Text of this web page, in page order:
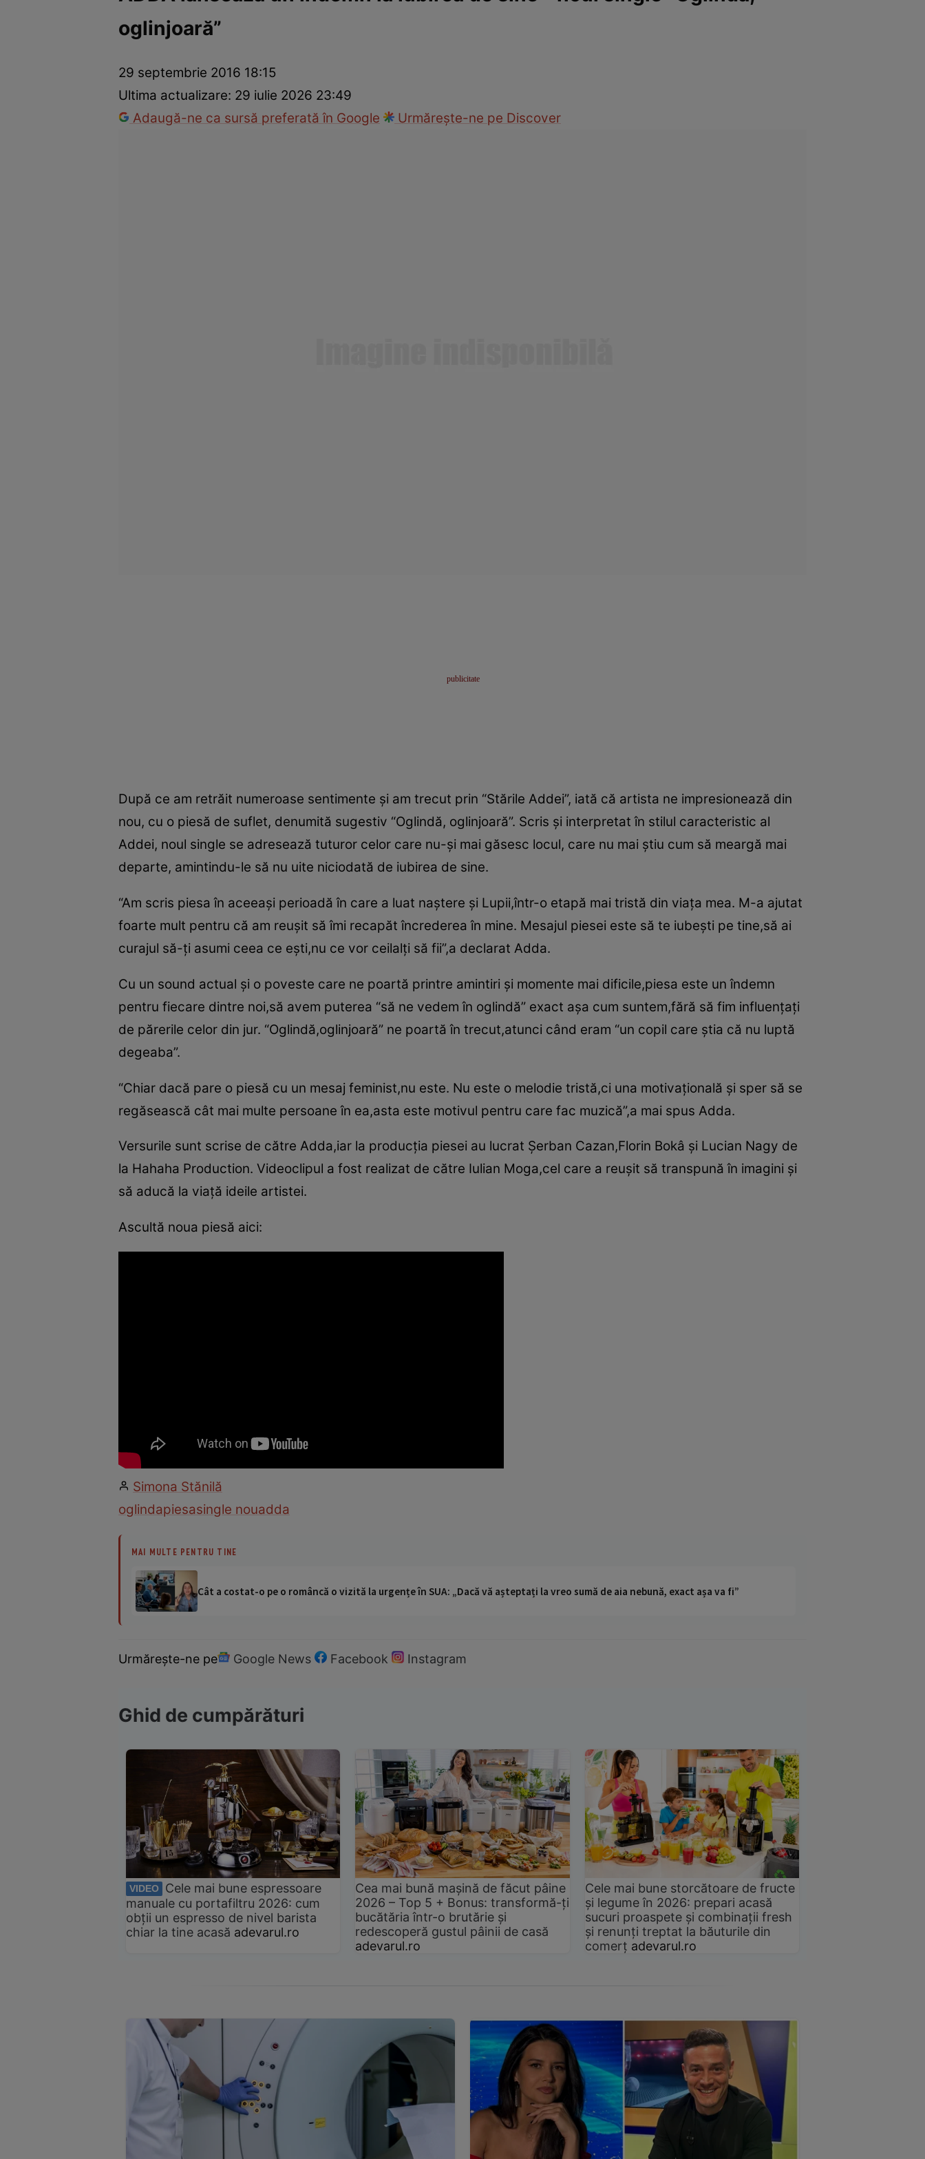
Vedete internaționaleVedete românești
oglinjoară”
29 septembrie 2016 18:15
Ultima actualizare: 29 iulie 2026 23:49
Adaugă-ne ca sursă preferată în Google
Urmărește-ne pe Discover
După ce am retrăit numeroase sentimente şi am trecut prin “Stările Addei”, iată că artista ne impresionează din
nou, cu o piesă de suflet, denumită sugestiv “Oglindă, oglinjoară”. Scris şi interpretat în stilul caracteristic al
Addei, noul single se adresează tuturor celor care nu-şi mai găsesc locul, care nu mai ştiu cum să meargă mai
departe, amintindu-le să nu uite niciodată de iubirea de sine.
“Am scris piesa în aceeaşi perioadă în care a luat naştere şi Lupii,într-o etapă mai tristă din viaţa mea. M-a ajutat
foarte mult pentru că am reuşit să îmi recapăt încrederea în mine. Mesajul piesei este să te iubeşti pe tine,să ai
curajul să-ţi asumi ceea ce eşti,nu ce vor ceilalţi să fii”,a declarat Adda.
Cu un sound actual şi o poveste care ne poartă printre amintiri şi momente mai dificile,piesa este un îndemn
pentru fiecare dintre noi,să avem puterea “să ne vedem în oglindă” exact aşa cum suntem,fără să fim influenţaţi
de părerile celor din jur. “Oglindă,oglinjoară” ne poartă în trecut,atunci când eram “un copil care ştia că nu luptă
degeaba”.
“Chiar dacă pare o piesă cu un mesaj feminist,nu este. Nu este o melodie tristă,ci una motivaţională şi sper să se
regăsească cât mai multe persoane în ea,asta este motivul pentru care fac muzică”,a mai spus Adda.
Versurile sunt scrise de către Adda,iar la producţia piesei au lucrat Şerban Cazan,Florin Bokâ şi Lucian Nagy de
la Hahaha Production. Videoclipul a fost realizat de către Iulian Moga,cel care a reuşit să transpună în imagini şi
să aducă la viaţă ideile artistei.
Ascultă noua piesă aici:
Simona Stănilă
oglindapiesasingle nouadda
MAI MULTE PENTRU TINE
Cât a costat-o pe o româncă o vizită la urgențe în SUA: „Dacă vă așteptați la vreo sumă de aia nebună, exact așa va fi”
Urmărește-ne pe Google News Facebook Instagram
Ghid de cumpărături
VIDEO
Cele mai bune espressoare
manuale cu portafiltru 2026: cum
obții un espresso de nivel barista
chiar la tine acasă adevarul.ro
Cea mai bună mașină de făcut pâine
2026 – Top 5 + Bonus: transformă-ți
bucătăria într-o brutărie și
redescoperă gustul pâinii de casă
adevarul.ro
Cele mai bune storcătoare de fructe
și legume în 2026: prepari acasă
sucuri proaspete și combinații fresh
și renunți treptat la băuturile din
comerț adevarul.ro